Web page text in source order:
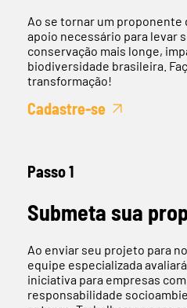
Ao se tornar um proponente
apoio necessário para levar
conservação mais longe,
biodiversidade brasileira.
transformação!
Cadastre-se
Passo 1
Submeta sua
Ao enviar seu projeto para
equipe especializada
iniciativa para empresas
responsabilidade